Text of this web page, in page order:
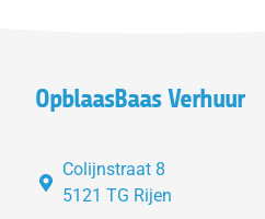
OpblaasBaas Verhuur
Colijnstraat 8
5121 TG Rijen